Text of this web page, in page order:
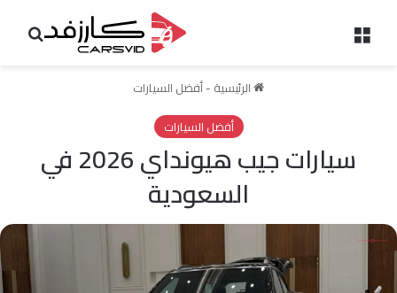
الرئيسية -أفضل السيارات
أفضل السيارات
سيارات جيب هيونداي 2026 في
السعودية